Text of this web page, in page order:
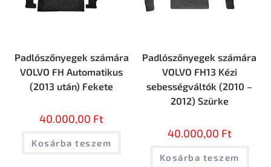
Padlószőnyegek számára
VOLVO FH Automatikus
(2013 után) Fekete
40.000,00 Ft
Kosárba teszem
Padlószőnyegek számára
VOLVO FH13 Kézi
sebességváltók (2010 –
2012) Szürke
40.000,00 Ft
Kosárba teszem